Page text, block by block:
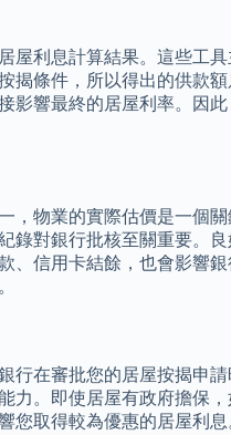
利息計算結果。這些工
條件，所以得出的供款
響最終的居屋利率。因
物業的實際估價是一個
對銀行批核至關重要。
信用卡結餘，也會影響
在審批您的居屋按揭申
。即使居屋有政府擔保
取得較為優惠的居屋利